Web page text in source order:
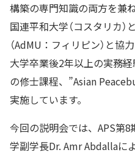
構築の専門知識の両方を兼
国連平和大学（コスタリカ
（AdMU：フィリピン）と
大学卒業後2年以上の実務
の修士課程、”Asian
実施しています。
今回の説明会では、APS第
学副学長Dr. Amr Abdallaに